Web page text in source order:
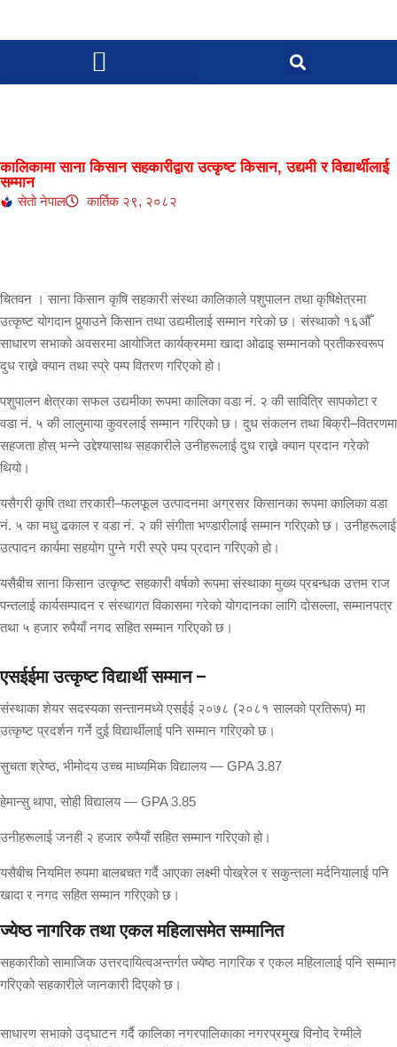
कालिकामा साना किसान सहकारीद्वारा उत्कृष्ट किसान, उद्यमी र विद्यार्थीलाई
सम्मान
सेतो नेपाल कार्तिक २९, २०८२
चितवन । साना किसान कृषि सहकारी संस्था कालिकाले पशुपालन तथा कृषिक्षेत्रमा
उत्कृष्ट योगदान पुर्‍याउने किसान तथा उद्यमीलाई सम्मान गरेको छ। संस्थाको १६औँ
साधारण सभाको अवसरमा आयोजित कार्यक्रममा खादा ओढाइ सम्मानको प्रतीकस्वरूप
दुध राख्ने क्यान तथा स्प्रे पम्प वितरण गरिएको हो।
पशुपालन क्षेत्रका सफल उद्यमीका रूपमा कालिका वडा नं. २ की सावित्रि सापकोटा र
वडा नं. ५ की लालुमाया कुवरलाई सम्मान गरिएको छ। दुध संकलन तथा बिक्री–वितरणमा
सहजता होस् भन्ने उद्देश्यासाथ सहकारीले उनीहरूलाई दुध राख्ने क्यान प्रदान गरेको
थियो।
यसैगरी कृषि तथा तरकारी–फलफूल उत्पादनमा अग्रसर किसानका रूपमा कालिका वडा
नं. ५ का मधु ढकाल र वडा नं. २ की संगीता भण्डारीलाई सम्मान गरिएको छ। उनीहरूलाई
उत्पादन कार्यमा सहयोग पुग्ने गरी स्प्रे पम्प प्रदान गरिएको हो।
यसैबीच साना किसान उत्कृष्ट सहकारी वर्षको रूपमा संस्थाका मुख्य प्रबन्धक उत्तम राज
पन्तलाई कार्यसम्पादन र संस्थागत विकासमा गरेको योगदानका लागि दोसल्ला, सम्मानपत्र
तथा ५ हजार रुपैयाँ नगद सहित सम्मान गरिएको छ।
एसईईमा उत्कृष्ट विद्यार्थी सम्मान –
संस्थाका शेयर सदस्यका सन्तानमध्ये एसईई २०७८ (२०८१ सालको प्रतिरूप) मा
उत्कृष्ट प्रदर्शन गर्ने दुई विद्यार्थीलाई पनि सम्मान गरिएको छ।
सुचता श्रेष्ठ, भीमोदय उच्च माध्यमिक विद्यालय — GPA 3.87
हेमान्सु थापा, सोही विद्यालय — GPA 3.85
उनीहरूलाई जनही २ हजार रुपैयाँ सहित सम्मान गरिएको हो।
यसैबीच नियमित रुपमा बालबचत गर्दै आएका लक्ष्मी पोख्रेल र सकुन्तला मर्दनियालाई पनि
खादा र नगद सहित सम्मान गरिएको छ।
ज्येष्ठ नागरिक तथा एकल महिलासमेत सम्मानित
सहकारीको सामाजिक उत्तरदायित्वअन्तर्गत ज्येष्ठ नागरिक र एकल महिलालाई पनि सम्मान
गरिएको सहकारीले जानकारी दिएको छ।
साधारण सभाको उद्घाटन गर्दै कालिका नगरपालिकाका नगरप्रमुख विनोद रेग्मीले